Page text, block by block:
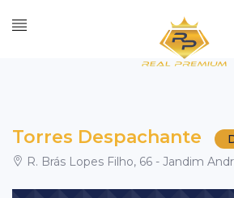
Torres Despachante
R. Brás Lopes Filho, 66 - Jandim